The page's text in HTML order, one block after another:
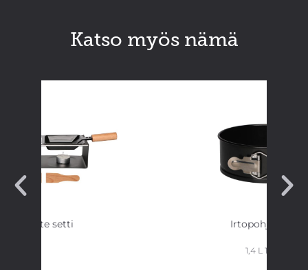
Katso myös nämä
Raclette setti Irtopohjavuoka
1,4 L 18 cm